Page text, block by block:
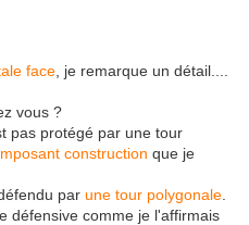
face , je remarque un détail....
vous ?
pas protégé par une tour
construction que je
par une tour polygonale
défensive comme je l'affirmais